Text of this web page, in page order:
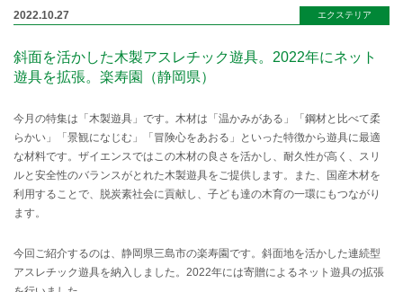
2022.10.27 エクステリア
斜面を活かした木製アスレチック遊具。2022年にネット
遊具を拡張。楽寿園（静岡県）
今月の特集は「木製遊具」です。木材は「温かみがある」「鋼材と比べて柔
らかい」「景観になじむ」「冒険心をあおる」といった特徴から遊具に最適
な材料です。ザイエンスではこの木材の良さを活かし、耐久性が高く、スリ
ルと安全性のバランスがとれた木製遊具をご提供します。また、国産木材を
利用することで、脱炭素社会に貢献し、子ども達の木育の一環にもつながり
ます。
今回ご紹介するのは、静岡県三島市の楽寿園です。斜面地を活かした連続型
アスレチック遊具を納入しました。2022年には寄贈によるネット遊具の拡張